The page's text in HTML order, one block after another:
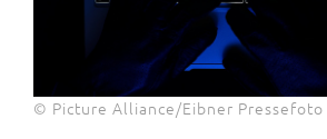
© Picture Alliance/Eibner Pressefoto